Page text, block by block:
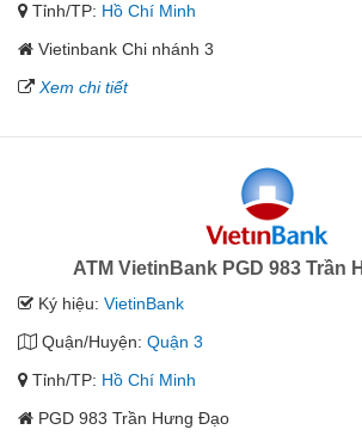
Tỉnh/TP: Hồ Chí Minh
Vietinbank Chi nhánh 3
Xem chi tiết
ATM VietinBank PGD 983 Trần
Ký hiệu: VietinBank
Quận/Huyện: Quận 3
Tỉnh/TP: Hồ Chí Minh
PGD 983 Trần Hưng Đạo